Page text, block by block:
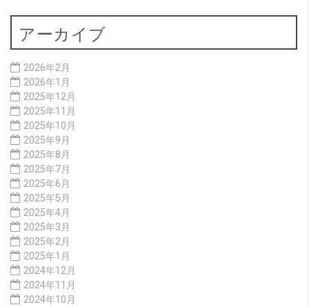
アーカイブ
2026年2月
2026年1月
2025年12月
2025年11月
2025年10月
2025年9月
2025年8月
2025年7月
2025年6月
2025年5月
2025年4月
2025年3月
2025年2月
2025年1月
2024年12月
2024年11月
2024年10月